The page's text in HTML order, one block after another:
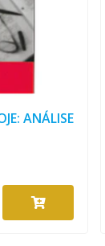
ANÁLISE